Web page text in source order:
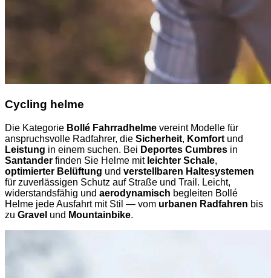
Cycling helme
Die Kategorie Bollé Fahrradhelme vereint Modelle für
anspruchsvolle Radfahrer, die Sicherheit, Komfort und
Leistung in einem suchen. Bei Deportes Cumbres in
Santander finden Sie Helme mit leichter Schale,
optimierter Belüftung und verstellbaren Haltesystemen
für zuverlässigen Schutz auf Straße und Trail. Leicht,
widerstandsfähig und aerodynamisch begleiten Bollé
Helme jede Ausfahrt mit Stil — vom urbanen Radfahren bis
zu Gravel und Mountainbike.